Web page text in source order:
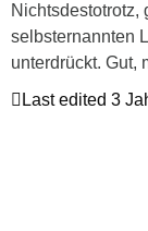
Nichtsdestotrotz,
selbsternannten
unterdrückt. Gut,
Last edited 3